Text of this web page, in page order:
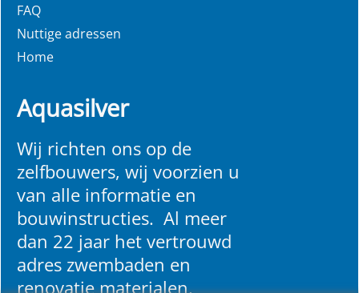
FAQ
Nuttige adressen
Home
Aquasilver
Wij richten ons op de
zelfbouwers, wij voorzien u
van alle informatie en
bouwinstructies. Al meer
dan 22 jaar het vertrouwd
adres zwembaden en
renovatie materialen.